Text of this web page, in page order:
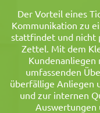
Anmelden
Der Vorteil eines
Kommunikation zu
stattfindet und nicht
Zettel. Mit dem
Kundenanliegen
umfassenden
überfällige Anliegen
und zur internen
Auswertungen